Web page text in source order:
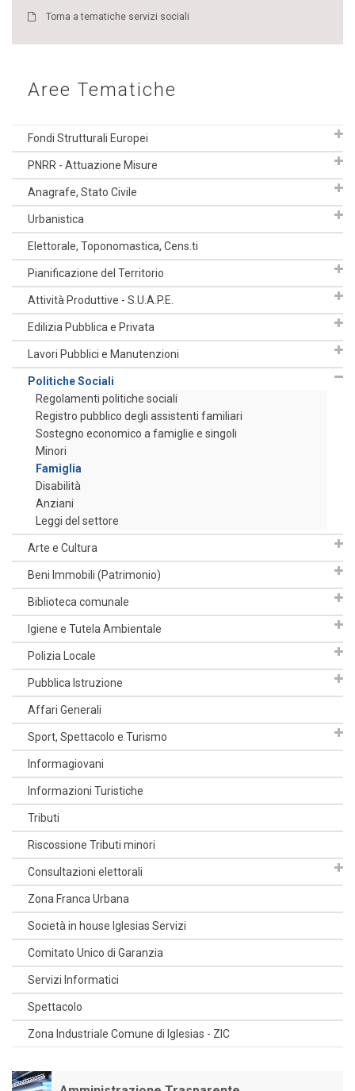
Torna a tematiche servizi sociali
Aree Tematiche
Fondi Strutturali Europei
PNRR - Attuazione Misure
Anagrafe, Stato Civile
Urbanistica
Elettorale, Toponomastica, Cens.ti
Pianificazione del Territorio
Attività Produttive - S.U.A.P.E.
Edilizia Pubblica e Privata
Lavori Pubblici e Manutenzioni
Politiche Sociali
Regolamenti politiche sociali
Registro pubblico degli assistenti familiari
Sostegno economico a famiglie e singoli
Minori
Famiglia
Disabilità
Anziani
Leggi del settore
Arte e Cultura
Beni Immobili (Patrimonio)
Biblioteca comunale
Igiene e Tutela Ambientale
Polizia Locale
Pubblica Istruzione
Affari Generali
Sport, Spettacolo e Turismo
Informagiovani
Informazioni Turistiche
Tributi
Riscossione Tributi minori
Consultazioni elettorali
Zona Franca Urbana
Società in house Iglesias Servizi
Comitato Unico di Garanzia
Servizi Informatici
Spettacolo
Zona Industriale Comune di Iglesias - ZIC